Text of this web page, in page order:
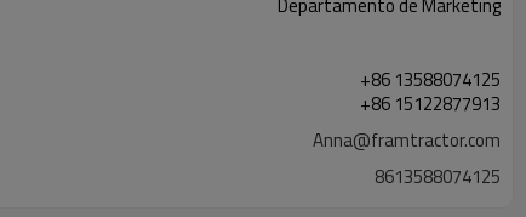
+86 13588074125
+86 15122877913
Anna@framtractor.com
8613588074125